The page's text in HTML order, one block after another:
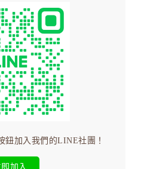
意使用Cookie。相關詳細規範說明，
鈕加入我們的LINE社團！
加入